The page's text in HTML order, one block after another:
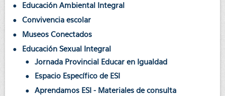
Educación Ambiental Integral
Convivencia escolar
Museos Conectados
Educación Sexual Integral
Jornada Provincial Educar en Igualdad
Espacio Específico de ESI
Aprendamos ESI - Materiales de consulta